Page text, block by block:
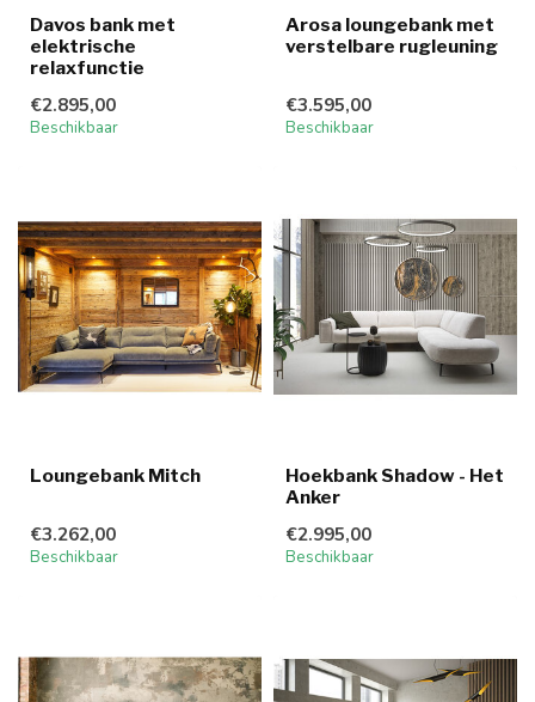
Davos bank met
elektrische
relaxfunctie
€2.895,00
Beschikbaar
Arosa loungebank met
verstelbare rugleuning
€3.595,00
Beschikbaar
Loungebank Mitch
€3.262,00
Beschikbaar
Hoekbank Shadow - Het
Anker
€2.995,00
Beschikbaar